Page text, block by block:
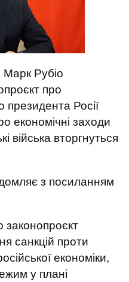
Марк Рубіо
про
президента Росії
економічні заходи
війська вторгнуться
з посиланням
законопроєкт
санкцій проти
економіки,
у плані